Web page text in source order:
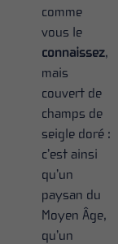
comme
vous le
connaissez,
mais
couvert de
champs de
seigle doré :
c’est ainsi
qu’un
paysan du
Moyen Âge,
qu’un